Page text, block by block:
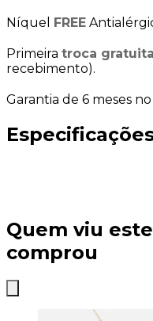
Níquel FREE
Primeira troca gratuita
recebimento).
Garantia de 6 meses
Quem viu
comprou